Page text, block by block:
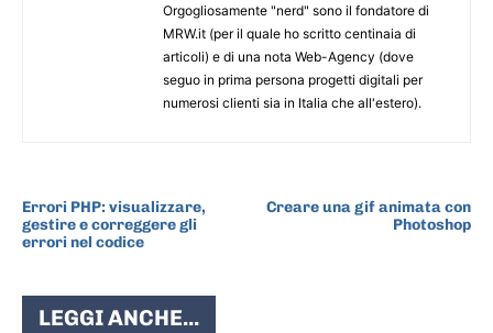
Orgogliosamente "nerd" sono il fondatore di
MRW.it (per il quale ho scritto centinaia di
articoli) e di una nota Web-Agency (dove
seguo in prima persona progetti digitali per
numerosi clienti sia in Italia che all'estero).
Errori PHP: visualizzare,
gestire e correggere gli
errori nel codice
Creare una gif animata con
Photoshop
LEGGI ANCHE...